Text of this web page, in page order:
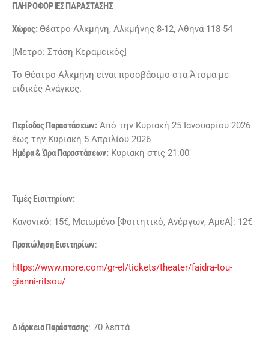
ΠΛΗΡΟΦΟΡΙΕΣ ΠΑΡΑΣΤΑΣΗΣ
Χώρος:Θέατρο Αλκμήνη, Αλκμήνης 8-12, Αθήνα 118 54
[Μετρό: Στάση Κεραμεικός]
Το Θέατρο Αλκμήνη είναι προσβάσιμο στα Άτομα με
ειδικές Ανάγκες.
Περίοδος Παραστάσεων:Από την Κυριακή 25 Ιανουαρίου 2026
έως την Κυριακή 5 Απριλίου 2026
Ημέρα & Ώρα Παραστάσεων:Κυριακή στις 21:00
Τιμές Εισιτηρίων:
Κανονικό: 15€, Μειωμένο [Φοιτητικό, Ανέργων, ΑμεΑ]: 12€
Προπώληση Εισιτηρίων:
https://www.more.com/gr-el/tickets/theater/faidra-tou-
gianni-ritsou/
Διάρκεια Παράστασης: 70 λεπτά